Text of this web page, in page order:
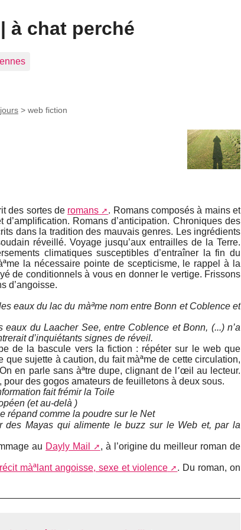
à chat perché
> web fiction
des sortes de romans
. Romans composés à mains et
Romans d’anticipation. Chroniques des
dans la tradition des mauvais genres. Les ingrédients
réveillé. Voyage jusqu’aux entrailles de la Terre.
climatiques susceptibles d’entraîner la fin du
la nécessaire pointe de scepticisme, le rappel à la
de conditionnels à vous en donner le vertige. Frissons
d’angoisse.
eaux du lac du màªme nom entre Bonn et Coblence et
du Laacher See, entre Coblence et Bonn, (...) n’a
d’inquiétants signes de réveil.
de la bascule vers la fiction : répéter sur le web que
que sujette à caution, du fait màªme de cette circulation,
en parle sans àªtre dupe, clignant de l՚œil au lecteur.
des gogos amateurs de feuilletons à deux sous.
fait frémir la Toile
(et au-delà )
répand comme la poudre sur le Net
des Mayas qui alimente le buzz sur le Web et, par la
au Dayly Mail
, à l’origine du meilleur roman de
màªlant angoisse, sexe et violence
. Du roman, on